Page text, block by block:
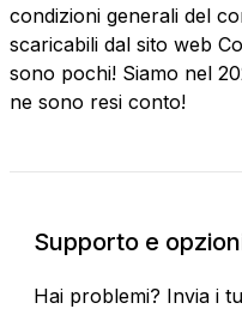
condizioni generali del
scaricabili dal sito web
sono pochi! Siamo nel
ne sono resi conto!
Supporto e
Hai problemi? Invia i